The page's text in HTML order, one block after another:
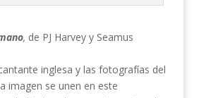
, de PJ Harvey y Seamus
inglesa y las fotografías del
imagen se unen en este